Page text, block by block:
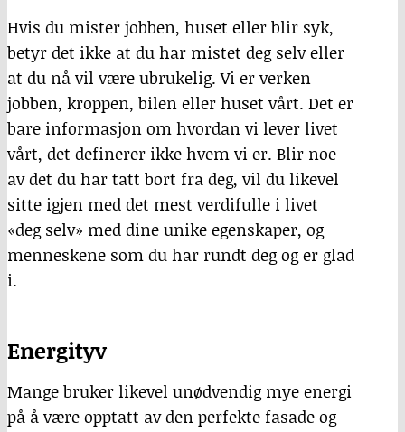
Hvis du mister jobben, huset eller blir syk,
betyr det ikke at du har mistet deg selv eller
at du nå vil være ubrukelig. Vi er verken
jobben, kroppen, bilen eller huset vårt. Det er
bare informasjon om hvordan vi lever livet
vårt, det definerer ikke hvem vi er. Blir noe
av det du har tatt bort fra deg, vil du likevel
sitte igjen med det mest verdifulle i livet
«deg selv» med dine unike egenskaper, og
menneskene som du har rundt deg og er glad
i.
Energityv
Mange bruker likevel unødvendig mye energi
på å være opptatt av den perfekte fasade og